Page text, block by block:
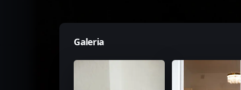
Galeria